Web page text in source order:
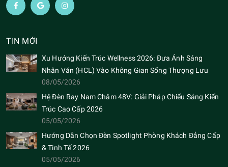
TIN MỚI
Xu Hướng Kiến Trúc Wellness 2026: Đưa Ánh Sáng
Nhân Văn (HCL) Vào Không Gian Sống Thượng Lưu
08/05/2026
Hệ Đèn Ray Nam Châm 48V: Giải Pháp Chiếu Sáng Kiến
Trúc Cao Cấp 2026
05/05/2026
Hướng Dẫn Chọn Đèn Spotlight Phòng Khách Đẳng Cấp
& Tinh Tế 2026
05/05/2026